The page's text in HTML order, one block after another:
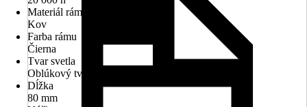
Materiál rámu
Kov
Farba rámu
Čierna
Tvar svetla
Oblúkový tvar
Dĺžka
80 mm